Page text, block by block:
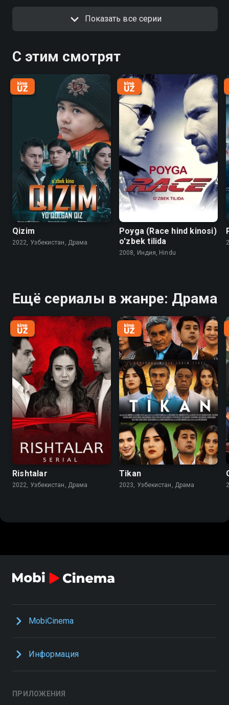
Показать все серии
С этим смотрят
Qizim
2022, Узбекистан, Драма
Poyga (Race hind kinosi)
o'zbek tilida
2008, Индия, Hindu
Ещё сериалы в жанре: Драма
Rishtalar
2022, Узбекистан, Драма
Tikan
2023, Узбекистан, Драма
MobiCinema
Информация
ПРИЛОЖЕНИЯ